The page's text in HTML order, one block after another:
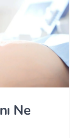
Ne